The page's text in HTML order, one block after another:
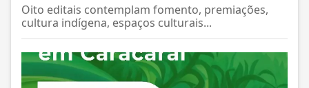
Oito editais contemplam fomento, premiações,
cultura indígena, espaços culturais...